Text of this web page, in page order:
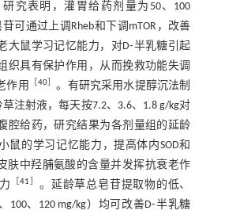
究表明，灌胃给药剂量为50、100
可通过上调Rheb和下调mTOR，改善
大鼠学习记忆能力，对D⁃半乳糖引起
织具有保护作用，从而挽救功能失调
作用
40］ 。有研究采用水提醇沉法制
注射液，每天按7.2、3.6、1.8 g/kg对
腔给药，研究结果为各剂量组的延龄
鼠的学习记忆能力，提高体内SOD和
肤中羟脯氨酸的含量并发挥抗衰老作
［41
。延龄草总皂苷提取物的低、
100、120 mg/kg）均可改善D⁃半乳糖